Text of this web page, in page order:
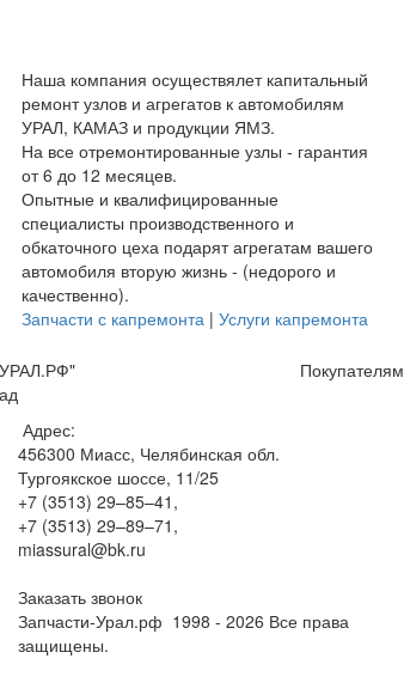
Наша компания осуществялет капитальный
ремонт узлов и агрегатов к автомобилям
УРАЛ, КАМАЗ и продукции ЯМЗ.
На все отремонтированные узлы - гарантия
от 6 до 12 месяцев.
Опытные и квалифицированные
специалисты производственного и
обкаточного цеха подарят агрегатам вашего
автомобиля вторую жизнь - (недорого и
качественно).
Запчасти с капремонта | Услуги капремонта
Адрес:
456300 Миасс, Челябинская обл.
Тургоякское шоссе, 11/25
+7 (3513) 29–85–41 ,
+7 (3513) 29–89–71 ,
miassural@bk.ru
Заказать звонок
Покупателям
Запчасти-Урал.рф 1998 - 2026 Все права
защищены.